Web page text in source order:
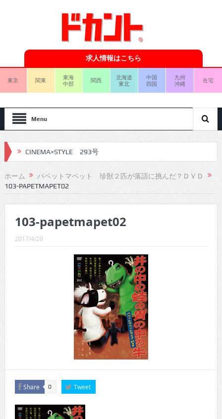
求人情報はこちら
東京 関東
東海
中部
関西
北海道
東北
中国
四国
九州
沖縄
在宅
Menu
CINEMA×STYLE 293号
CINEMA×STYLE 292号
CINEMA×STYLE 291号
CINEMA×STYLE 289号
CINEMA×STYLE 287号
CINEMA×STYLE 286号
CINEMA×STYLE 285号
CINEMA×STYLE 294号
ホーム
パペットマペット 珍獣２匹が落語に挑んだ？ＤＶＤ
103-PAPETMAPET02
103-papetmapet02
2017/4/20
Share 0 Tweet